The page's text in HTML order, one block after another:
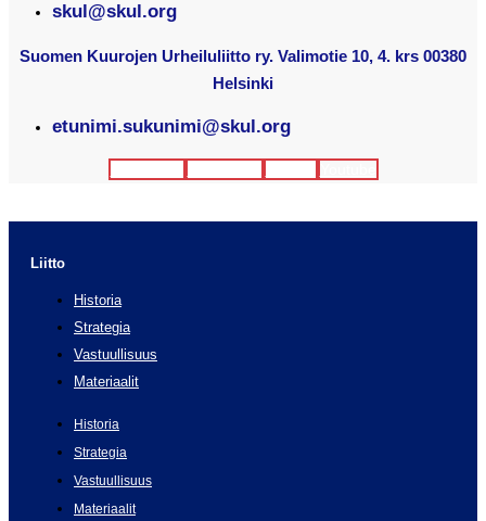
skul@skul.org
Suomen Kuurojen Urheiluliitto ry. Valimotie 10, 4. krs 00380
Helsinki
etunimi.sukunimi@skul.org
Liitto
Historia
Strategia
Vastuullisuus
Materiaalit
Historia
Strategia
Vastuullisuus
Materiaalit